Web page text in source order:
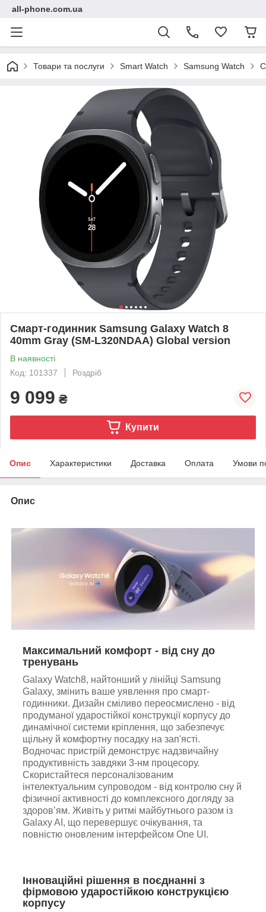
all-phone.com.ua
Товари та послуги Smart Watch Samsung Watch
Смарт-годинник Samsung Galaxy Watch 8
40mm Gray (SM-L320NDAA) Global version
В наявності
Код: 101337
Роздріб
9 099 ₴
Купити
Опис Характеристики Доставка Оплата Умови
Опис
Максимальний комфорт - від сну до
тренувань
Galaxy Watch8, найтонший у лінійці Samsung
Galaxy, змінить ваше уявлення про смарт-
годинники. Дизайн сміливо переосмислено - від
продуманої ударостійкої конструкції корпусу до
динамічної системи кріплення, що забезпечує
щільну й комфортну посадку на зап'ясті.
Водночас пристрій демонструє надзвичайну
продуктивність завдяки 3-нм процесору.
Скористайтеся персоналізованим
інтелектуальним супроводом - від контролю сну й
фізичної активності до комплексного догляду за
здоров’ям. Живіть у ритмі майбутнього разом із
Galaxy AI, що перевершує очікування, та
повністю оновленим інтерфейсом One UI.
Інноваційні рішення в поєднанні з
фірмовою ударостійкою конструкцією
корпусу